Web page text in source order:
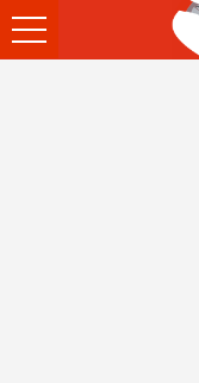
Ouvrir
le